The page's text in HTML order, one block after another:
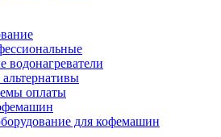
водонагреватели
оплаты
для кофемашин